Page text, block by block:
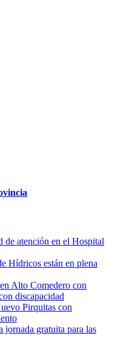
de atención en el Hospital
Hídricos están en plena
Alto Comedero con
discapacidad
Pirquitas con
jornada gratuita para las